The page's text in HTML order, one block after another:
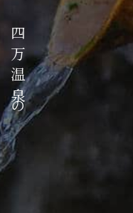
四万温泉の